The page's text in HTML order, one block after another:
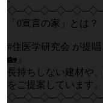
「0宣言の家」とは？
#住医学研究会 が提
🏡」
長持ちしない建材や
をご提案しています。